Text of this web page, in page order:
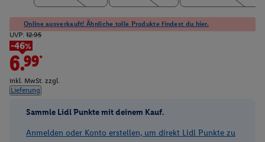
Online ausverkauft! Ähnliche tolle Produkte findest du hier.
UVP: 12.95
-46%
6.99*
inkl. MwSt. zzgl.
Lieferung
Sammle Lidl Punkte mit deinem Kauf.
Anmelden oder Konto erstellen, um direkt Lidl Punkte zu